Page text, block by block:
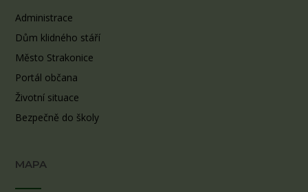
Administrace
Dům klidného stáří
Město Strakonice
Portál občana
Životní situace
Bezpečně do školy
MAPA